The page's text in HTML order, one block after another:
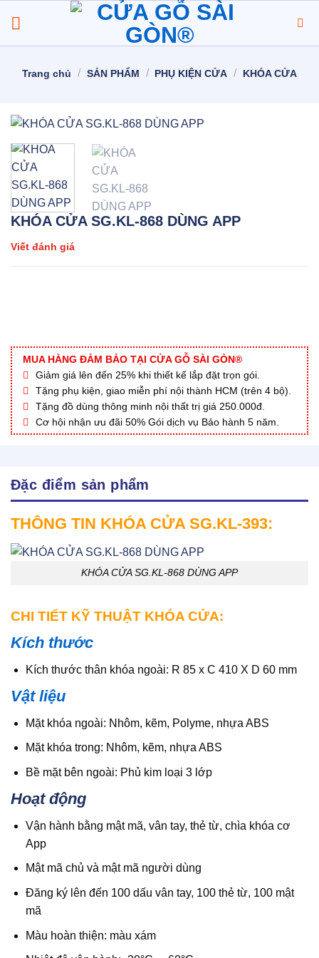
đến
nội
Trang chủ / SẢN PHẨM / PHỤ KIỆN CỬA / KHÓA CỬA
KHÓA CỬA SG.KL-868 DÙNG APP
Viết đánh giá
MUA HÀNG ĐẢM BẢO TẠI CỬA GỖ SÀI GÒN®
Giảm giá lên đến 25% khi thiết kế lắp đặt trọn gói.
Tặng phụ kiện, giao miễn phí nội thành HCM (trên 4 bộ).
Tặng đồ dùng thông minh nội thất trị giá 250.000đ.
Cơ hội nhận ưu đãi 50% Gói dịch vụ Bảo hành 5 năm.
Đặc điểm sản phẩm
THÔNG TIN KHÓA CỬA SG.KL-393:
KHÓA CỬA SG.KL-868 DÙNG APP
CHI TIẾT KỸ THUẬT KHÓA CỬA:
Kích thước
Kích thước thân khóa ngoài: R 85 x C 410 X D 60 mm
Vật liệu
Mặt khóa ngoài: Nhôm, kẽm, Polyme, nhựa ABS
Mặt khóa trong: Nhôm, kẽm, nhựa ABS
Bề mặt bên ngoài: Phủ kim loại 3 lớp
Hoạt động
Vận hành bằng mật mã, vân tay, thẻ từ, chìa khóa cơ
App
Mật mã chủ và mật mã người dùng
Đăng ký lên đến 100 dấu vân tay, 100 thẻ từ, 100 mật
mã
Màu hoàn thiện: màu xám